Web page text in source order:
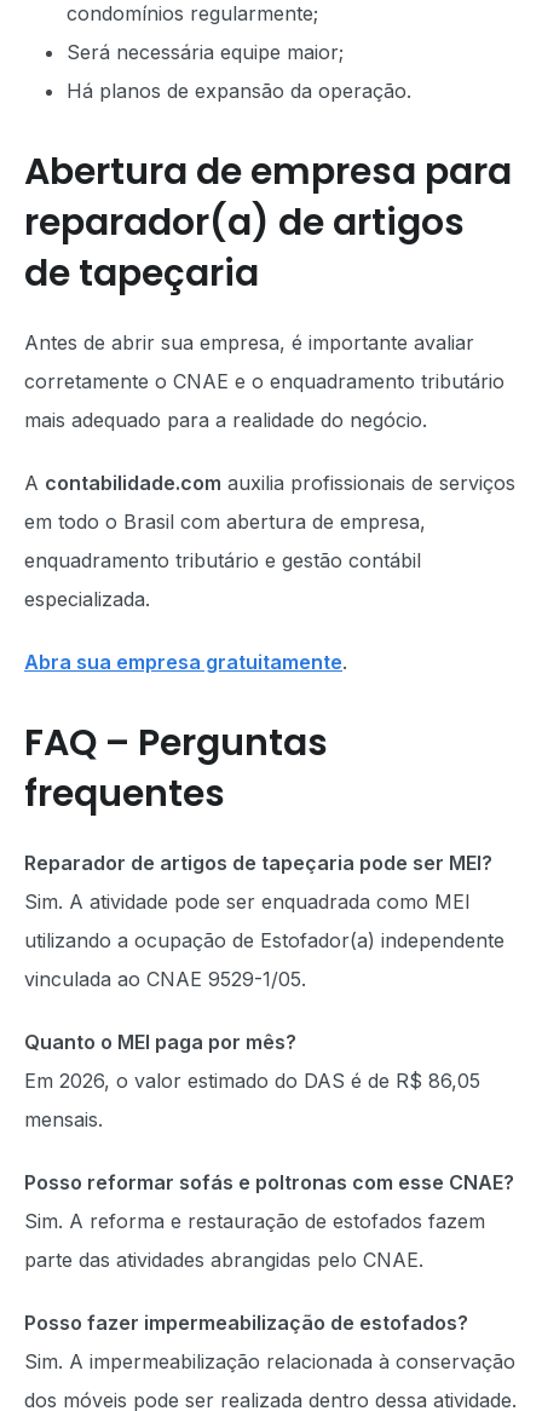
condomínios regularmente;
Será necessária equipe maior;
Há planos de expansão da operação.
Abertura de empresa para
reparador(a) de artigos
de tapeçaria
Antes de abrir sua empresa, é importante avaliar
corretamente o CNAE e o enquadramento tributário
mais adequado para a realidade do negócio.
A contabilidade.com auxilia profissionais de serviços
em todo o Brasil com abertura de empresa,
enquadramento tributário e gestão contábil
especializada.
Abra sua empresa gratuitamente.
FAQ – Perguntas
frequentes
Reparador de artigos de tapeçaria pode ser MEI?
Sim. A atividade pode ser enquadrada como MEI
utilizando a ocupação de Estofador(a) independente
vinculada ao CNAE 9529-1/05.
Quanto o MEI paga por mês?
Em 2026, o valor estimado do DAS é de R$ 86,05
mensais.
Posso reformar sofás e poltronas com esse CNAE?
Sim. A reforma e restauração de estofados fazem
parte das atividades abrangidas pelo CNAE.
Posso fazer impermeabilização de estofados?
Sim. A impermeabilização relacionada à conservação
dos móveis pode ser realizada dentro dessa atividade.